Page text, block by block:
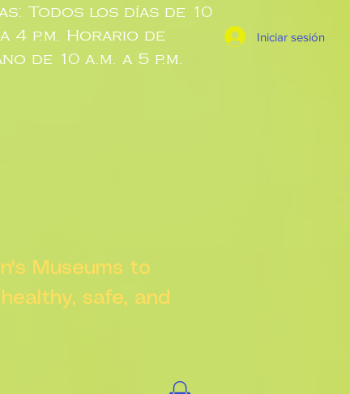
Todos los días de 10
a 4 p.m. Horario de
de 10 a.m. a 5 p.m.
Iniciar sesión
Museums to
safe, and